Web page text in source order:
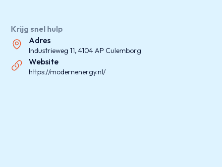
Krijg snel hulp
Adres
Industrieweg 11, 4104 AP Culemborg
Website
https://modernenergy.nl/